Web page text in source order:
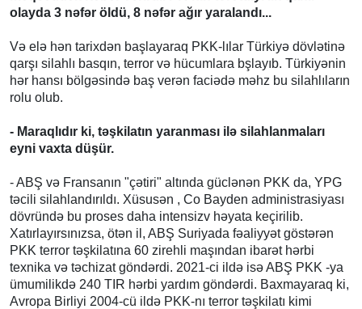
olayda 3 nəfər öldü, 8 nəfər ağır yaralandı...
Və elə hən tarixdən başlayaraq PKK-lılar Türkiyə dövlətinə
qarşı silahlı basqın, terror və hücumlara bşlayıb. Türkiyənin
hər hansı bölgəsində baş verən faciədə məhz bu silahlıların
rolu olub.
- Maraqlıdır ki, təşkilatın yaranması ilə silahlanmaları
eyni vaxta düşür.
- ABŞ və Fransanın "çətiri" altında güclənən PKK da, YPG
təcili silahlandırıldı. Xüsusən , Co Bayden administrasiyası
dövründə bu proses daha intensizv həyata keçirilib.
Xatırlayırsınızsa, ötən il, ABŞ Suriyada fəaliyyət göstərən
PKK terror təşkilatına 60 zirehli maşından ibarət hərbi
texnika və təchizat göndərdi. 2021-ci ildə isə ABŞ PKK -ya
ümumilikdə 240 TIR hərbi yardım göndərdi. Baxmayaraq ki,
Avropa Birliyi 2004-cü ildə PKK-nı terror təşkilatı kimi